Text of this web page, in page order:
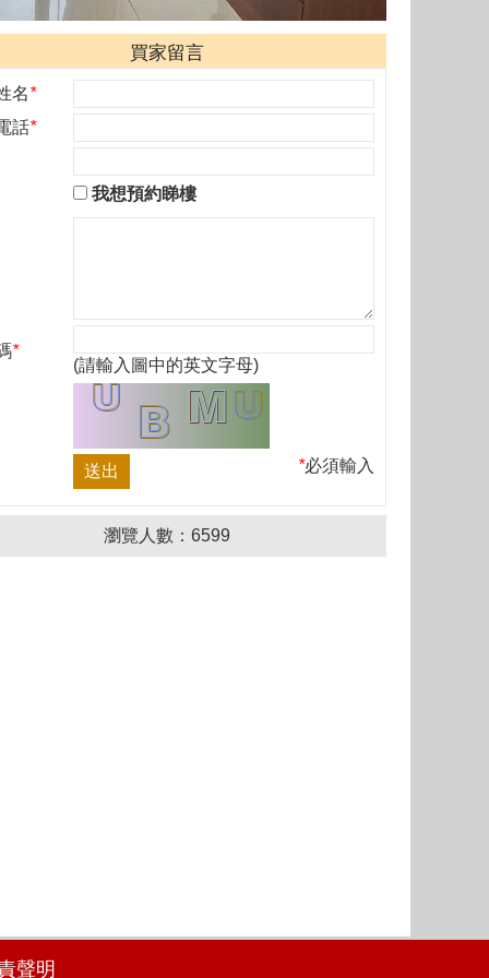
買家留言
名*
話*
我想預約睇樓
*
(請輸入圖中的英文字母)
*必須輸入
瀏覽人數： 6599
聲明